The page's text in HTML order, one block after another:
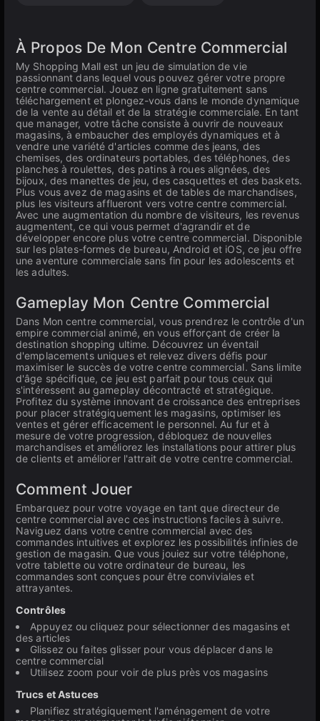
À Propos De Mon Centre Commercial
My Shopping Mall est un jeu de simulation de vie
passionnant dans lequel vous pouvez gérer votre propre
centre commercial. Jouez en ligne gratuitement sans
téléchargement et plongez-vous dans le monde dynamique
de la vente au détail et de la stratégie commerciale. En tant
que manager, votre tâche consiste à ouvrir de nouveaux
magasins, à embaucher des employés dynamiques et à
vendre une variété d'articles comme des jeans, des
chemises, des ordinateurs portables, des téléphones, des
planches à roulettes, des patins à roues alignées, des
bijoux, des manettes de jeu, des casquettes et des baskets.
Plus vous avez de magasins et de tables de marchandises,
plus les visiteurs afflueront vers votre centre commercial.
Avec une augmentation du nombre de visiteurs, les revenus
augmentent, ce qui vous permet d'agrandir et de
développer encore plus votre centre commercial. Disponible
sur les plates-formes de bureau, Android et iOS, ce jeu offre
une aventure commerciale sans fin pour les adolescents et
les adultes.
Gameplay Mon Centre Commercial
Dans Mon centre commercial, vous prendrez le contrôle d'un
empire commercial animé, en vous efforçant de créer la
destination shopping ultime. Découvrez un éventail
d'emplacements uniques et relevez divers défis pour
maximiser le succès de votre centre commercial. Sans limite
d'âge spécifique, ce jeu est parfait pour tous ceux qui
s'intéressent au gameplay décontracté et stratégique.
Profitez du système innovant de croissance des entreprises
pour placer stratégiquement les magasins, optimiser les
ventes et gérer efficacement le personnel. Au fur et à
mesure de votre progression, débloquez de nouvelles
marchandises et améliorez les installations pour attirer plus
de clients et améliorer l'attrait de votre centre commercial.
Comment Jouer
Embarquez pour votre voyage en tant que directeur de
centre commercial avec ces instructions faciles à suivre.
Naviguez dans votre centre commercial avec des
commandes intuitives et explorez les possibilités infinies de
gestion de magasin. Que vous jouiez sur votre téléphone,
votre tablette ou votre ordinateur de bureau, les
commandes sont conçues pour être conviviales et
attrayantes.
Contrôles
Appuyez ou cliquez pour sélectionner des magasins et
des articles
Glissez ou faites glisser pour vous déplacer dans le
centre commercial
Utilisez zoom pour voir de plus près vos magasins
Trucs et Astuces
Planifiez stratégiquement l'aménagement de votre